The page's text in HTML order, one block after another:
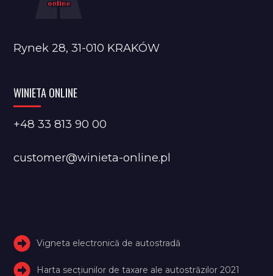
Rynek 28, 31-010 KRAKÓW
WINIETA ONLINE
+48 33 813 90 00
customer@winieta-online.pl
Vigneta electronică de autostradă
Harta secțiunilor de taxare ale autostrăzilor 2021